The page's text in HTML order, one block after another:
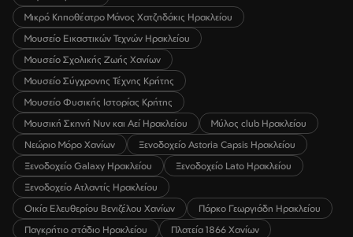
Μικρό Κηποθέατρο Μάνος Χατζηδάκις Ηρακλείου
Μουσείο Εικαστικών Τεχνών Ηρακλείου
Μουσείο Σχολικής Ζωής Χανίων
Μουσείο Σύγχρονης Τέχνης Κρήτης
Μουσείο Φυσικής Ιστορίας Κρήτης
Μουσική Σκηνή Νυν και Αεί Ηρακλείου
Μύλος club Ηρακλείου
Νεώριο Μόρο Χανίων
Ξενοδοχείο Astoria Capsis Ηρακλείου
Ξενοδοχείο Galaxy Ηρακλείου
Ξενοδοχείο Lato Ηρακλείου
Ξενοδοχείο Ατλαντίς Ηρακλείου
Οικία Ελευθερίου Βενιζέλου Χανίων
Πάρκο Γεωργιάδη Ηρακλείου
Παγκρήτιο στάδιο Ηρακλείου
Πλατεία 1866 Χανίων